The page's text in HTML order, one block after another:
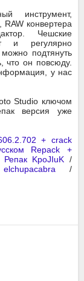
инструмент,
конвертера
Чешские
и регулярно
подтянуть
что он повсюду.
у нас
Studio ключом
версия уже
+ crack
Repack +
KpoJIuK /
/